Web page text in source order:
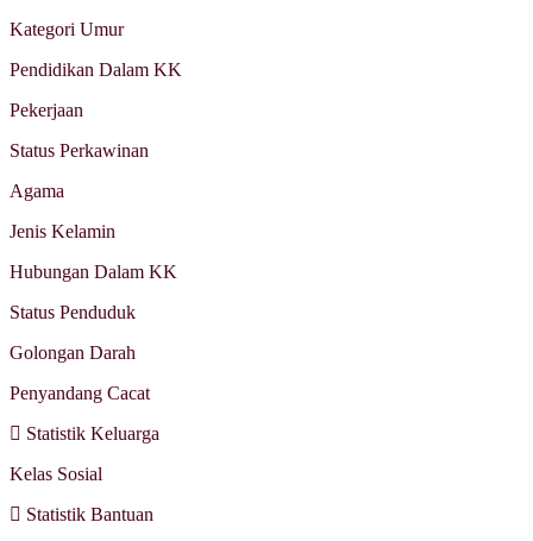
Kategori Umur
Pendidikan Dalam KK
Pekerjaan
Status Perkawinan
Agama
Jenis Kelamin
Hubungan Dalam KK
Status Penduduk
Golongan Darah
Penyandang Cacat
Statistik Keluarga
Kelas Sosial
Statistik Bantuan